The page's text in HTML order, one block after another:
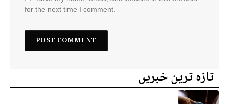
for the next time I comment.
تازہ ترین خبریں